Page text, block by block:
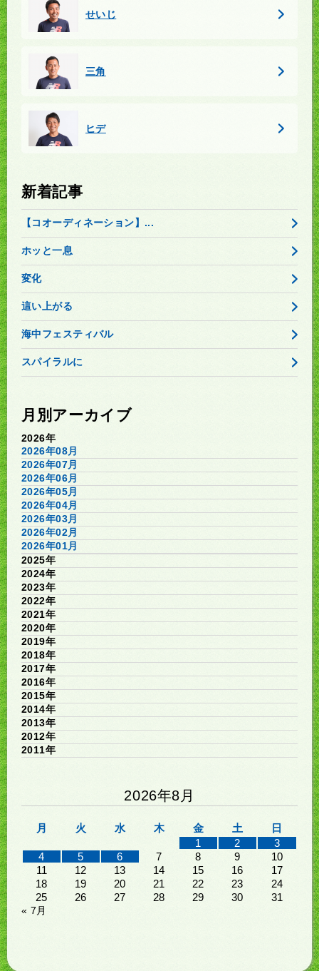
せいじ
三角
ヒデ
新着記事
【コオーディネーション】...
ホッと一息
変化
這い上がる
海中フェスティバル
スパイラルに
月別アーカイブ
2026年
2026年08月
2026年07月
2026年06月
2026年05月
2026年04月
2026年03月
2026年02月
2026年01月
2025年
2024年
2023年
2022年
2021年
2020年
2019年
2018年
2017年
2016年
2015年
2014年
2013年
2012年
2011年
2026年8月
月 火 水 木 金 土
日
1
2
3
4
5 6 7 8 9
10
11
12 13 14 15 16
17
18
19 20 21 22 23
24
25
26 27 28 29 30 31
« 7月